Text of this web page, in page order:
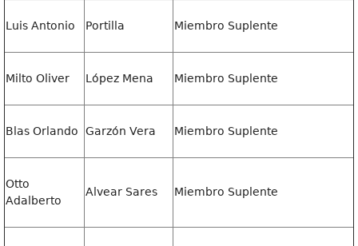
Luis Antonio Portilla Miembro Suplente
Milto Oliver López Mena Miembro Suplente
Blas Orlando Garzón Vera Miembro Suplente
Otto
Adalberto
Alvear Sares Miembro Suplente